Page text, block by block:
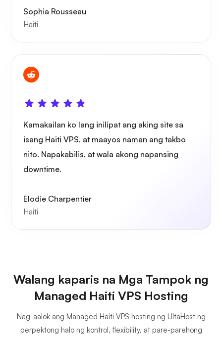
Sophia Rousseau
Haiti
Kamakailan ko lang inilipat ang aking site sa
isang Haiti VPS, at maayos naman ang takbo
nito. Napakabilis, at wala akong napansing
downtime.
Elodie Charpentier
Haiti
Walang kaparis na Mga Tampok ng
Managed Haiti VPS Hosting
Nag-aalok ang Managed Haiti VPS hosting ng UltaHost ng
perpektong halo ng kontrol, flexibility, at pare-parehong